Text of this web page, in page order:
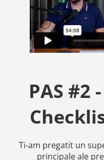
PAS #2
Ti-am pregatit un
principale ale